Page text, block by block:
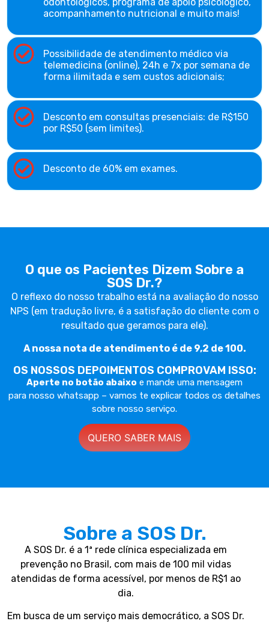
acompanhamento nutricional e muito mais!
Possibilidade de atendimento médico via
telemedicina (online), 24h e 7x por semana de
forma ilimitada e sem custos adicionais;
Desconto em consultas presenciais: de R$150
por R$50 (sem limites).
Desconto de 60% em exames.
O que os Pacientes Dizem Sobre a
SOS Dr.?
O reflexo do nosso trabalho está na avaliação do nosso
NPS (em tradução livre, é a satisfação do cliente com o
resultado que geramos para ele).
A nossa nota de atendimento é de 9,2 de 100.
OS NOSSOS DEPOIMENTOS COMPROVAM ISSO:
Aperte no botão abaixo e mande uma mensagem
para nosso whatsapp – vamos te explicar todos os detalhes
sobre nosso serviço.
QUERO SABER MAIS
Sobre a SOS Dr.
A SOS Dr. é a 1ª rede clínica especializada em
prevenção no Brasil, com mais de 100 mil vidas
atendidas de forma acessível, por menos de R$1 ao
dia.
Em busca de um serviço mais democrático, a SOS Dr.